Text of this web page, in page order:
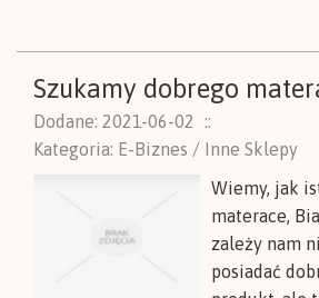
Szukamy dobrego
Dodane: 2021-06-02
::
Kategoria: E-Biznes / Inne Sklepy
Wiemy, jak
materace,
zależy nam
posiadać